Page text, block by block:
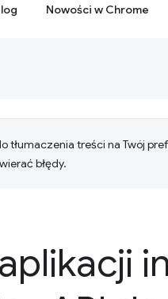
Nowości w Chrome
tłumaczenia treści na Twój
błędy.